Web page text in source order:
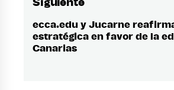
Siguiente
Entrada
siguiente:
ecca.edu y Jucarne
estratégica en favor de la
Canarias